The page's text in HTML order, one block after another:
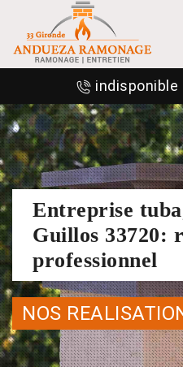
indisponible
Entreprise
Guillos 33720:
professionnel
NOS